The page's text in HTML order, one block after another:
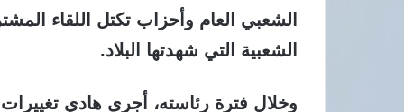
الشعبي العام وأحزاب تكتل اللقاء
الشعبية التي شهدتها البلاد.
وخلال فترة رئاسته، أجرى هادي